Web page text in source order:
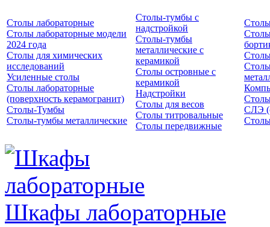
Столы лабораторные
Столы лабораторные модели
2024 года
Столы для химических
исследований
Усиленные столы
Столы лабораторные
(поверхность керамогранит)
Столы-Тумбы
Столы-тумбы металлические
Столы-тумбы с
надстройкой
Столы-тумбы
металлические с
керамикой
Столы островные с
керамикой
Надстройки
Столы для весов
Столы титровальные
Столы передвижные
СЛЭ
Шкафы лабораторные